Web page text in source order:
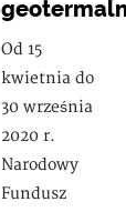
Od 15
kwietnia do
30 września
2020 r.
Narodowy
Fundusz